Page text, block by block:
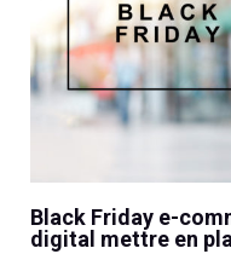
Black Friday e-
digital mettre en